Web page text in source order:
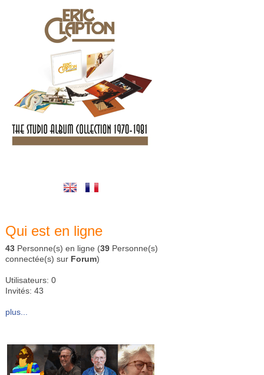
Qui est en ligne
43 Personne(s) en ligne (39 Personne(s)
connectée(s) sur Forum)
Utilisateurs: 0
Invités: 43
plus...